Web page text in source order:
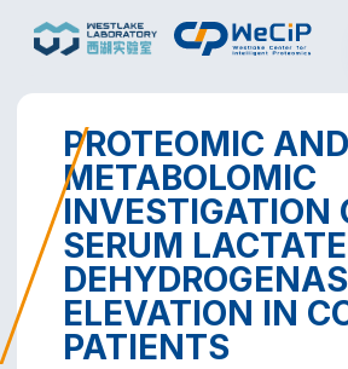
PROTEOMIC AND
METABOLOMIC
INVESTIGATION
SERUM LACTATE
ELEVATION IN
PATIENTS